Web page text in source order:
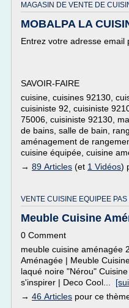
MAGASIN DE VENTE DE
MOBALPA LA
Entrez votre adresse email
SAVOIR-FAIRE
cuisine, cuisines 92130,
cuisiniste 92, cuisiniste
75006, cuisiniste 92130,
de bains, salle de bain,
aménagement de
cuisine équipée, cuisine
→ 89 Articles (et 1 Vidéos)
VENTE CUISINE EQUIPEE
Meuble Cuisine
0 Comment
meuble cuisine aménagée
Aménagée | Meuble
laqué noire "Nérou"
s'inspirer | Deco Cool...
→ 46 Articles pour ce